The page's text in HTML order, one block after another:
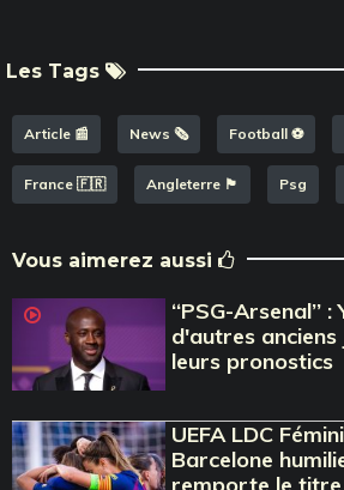
Les Tags
Article 📰 News 🗞️ Football ⚽️
France 🇫🇷 Angleterre 🏴󠁧󠁢󠁥󠁮󠁧󠁿 Psg
Vous aimerez aussi
‘‘PSG-
d'autres
leurs pronostics
UEFA LDC
Barcelone
remporte le titre